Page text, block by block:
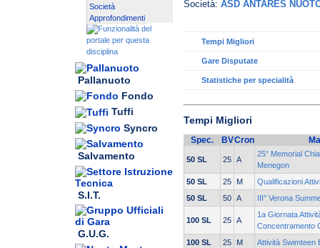
Società
Approfondimenti
Pallanuoto
Fondo
Tuffi
Syncro
Salvamento
S.I.T.
G.U.G.
Società: ASD ANTARES
Tempi Migliori
Gare Disputate
Statistiche per specialità
Tempi Migliori
Spec. BVCron
50 SL 25 A
25° Memorial
Menegon
50 SL
25 M
Qualificazioni
50 SL
50 A III° Verona
100 SL 25 A
1a Giornata
Concentramento
100 SL
25 M
Attività Swimteen